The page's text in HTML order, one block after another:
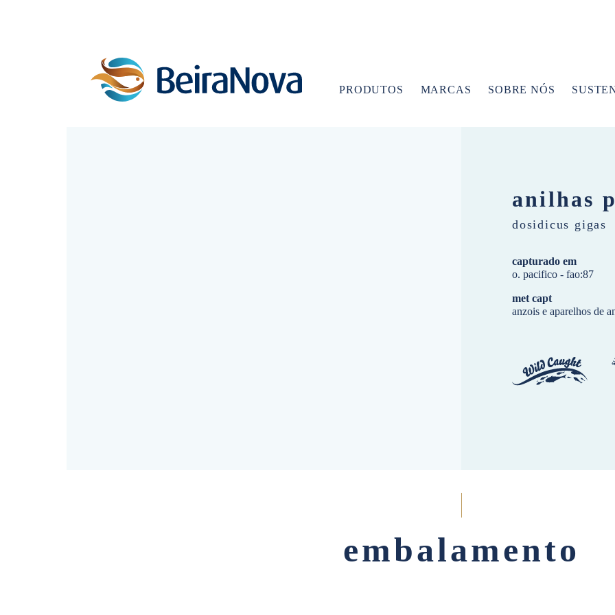
PRODUTOS MARCAS SOBRE NÓS
anilhas
dosidicus gigas
capturado em
o. pacifico - fao:87
met capt
anzois e aparelhos de
embalamento